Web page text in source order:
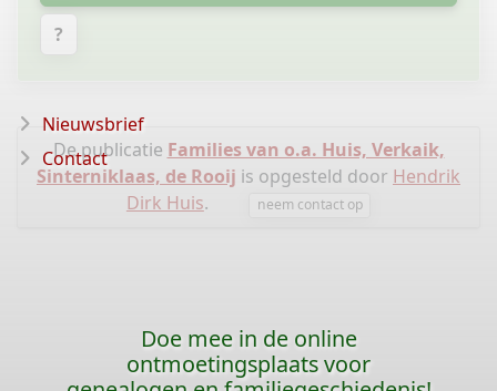
?
De publicatie Families van o.a. Huis, Verkaik,
Sinterniklaas, de Rooij is opgesteld door Hendrik
Dirk Huis. neem contact op
Nieuwsbrief
Contact
Doe mee in de online
ontmoetingsplaats voor